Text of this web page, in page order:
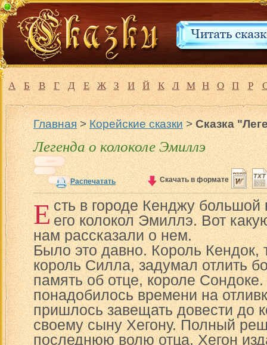
А Б В Г Д Е Ж З И Й К Л М Н О П Р
Главная>Корейские сказки>Сказка
Легенда о колоколе Эмиллэ
Распечатать Скачать в формате
Есть в городе Кенджу большой
его колокол Эмиллэ. Вот
нам рассказали о нем.
Было это давно. Король Кендок,
король Силла, задумал отлить
память об отце, короле
понадобилось времени на
пришлось завещать довести до
своему сыну Хегону. Полный
последнюю волю отца, Хегон